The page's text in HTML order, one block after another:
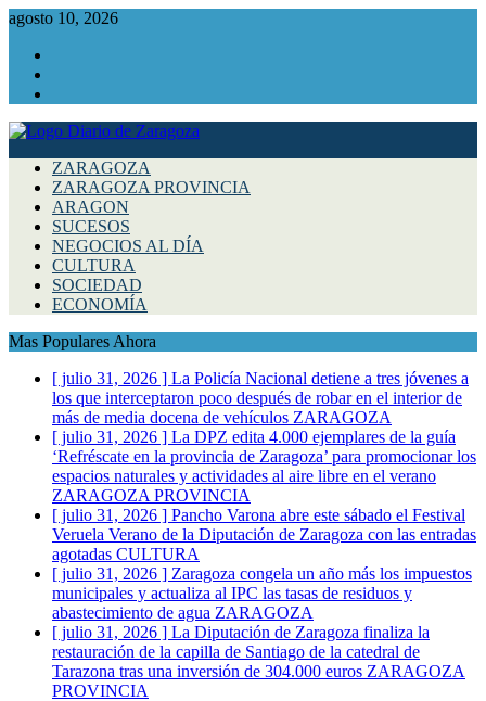
agosto 10, 2026
ZARAGOZA
ZARAGOZA PROVINCIA
ARAGON
SUCESOS
NEGOCIOS AL DÍA
CULTURA
SOCIEDAD
ECONOMÍA
Mas Populares Ahora
[ julio 31, 2026 ] La Policía Nacional detiene a tres jóvenes a
los que interceptaron poco después de robar en el interior de
más de media docena de vehículos ZARAGOZA
[ julio 31, 2026 ] La DPZ edita 4.000 ejemplares de la guía
‘Refréscate en la provincia de Zaragoza’ para promocionar los
espacios naturales y actividades al aire libre en el verano
ZARAGOZA PROVINCIA
[ julio 31, 2026 ] Pancho Varona abre este sábado el Festival
Veruela Verano de la Diputación de Zaragoza con las entradas
agotadas CULTURA
[ julio 31, 2026 ] Zaragoza congela un año más los impuestos
municipales y actualiza al IPC las tasas de residuos y
abastecimiento de agua ZARAGOZA
[ julio 31, 2026 ] La Diputación de Zaragoza finaliza la
restauración de la capilla de Santiago de la catedral de
Tarazona tras una inversión de 304.000 euros ZARAGOZA
PROVINCIA